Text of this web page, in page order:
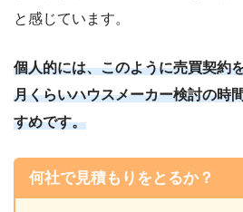
と感じています。
個人的には、このように売買契約
月くらいハウスメーカー検討の時
すめです。
何社で見積もりをとるか？